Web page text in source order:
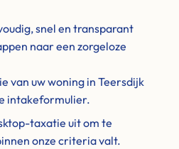
snel en transparant
naar een zorgeloze
van uw woning in Teersdijk
intakeformulier.
taxatie uit om te
onze criteria valt.